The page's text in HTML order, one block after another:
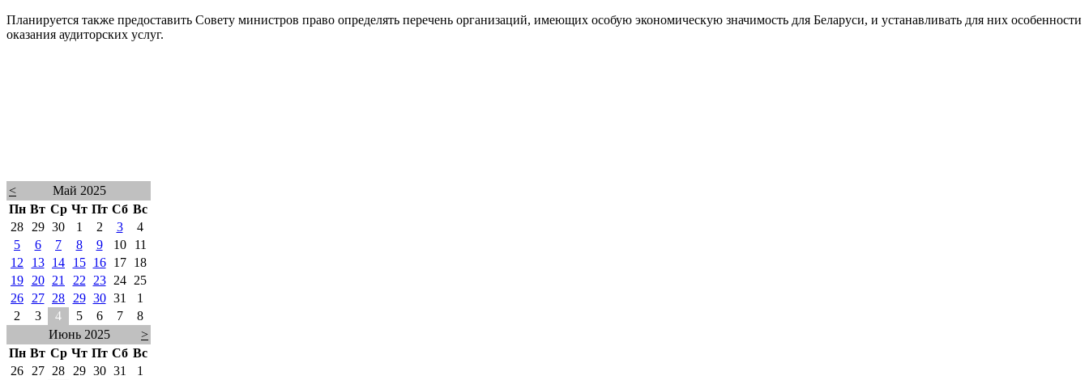
Планируется также предоставить Совету министров право определять перечень организаций, имеющих особую экономическую значимость для Беларуси, и устанавливать для них особенности
оказания аудиторских услуг.
<
Май 2025
Пн Вт Ср Чт Пт Сб Вс
28
29 30 1 2 3
4
5
6 7 8 9 10
11
12
13 14 15 16 17
18
19
20 21 22 23 24
25
26
27 28 29 30 31
1
2
3 4 5 6 7
8
Июнь 2025
>
Пн Вт Ср Чт Пт Сб Вс
26
27 28 29 30 31
1